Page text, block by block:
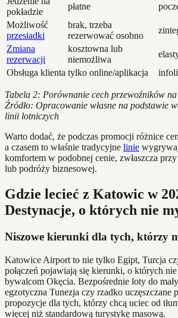
pokładzie
płatne
Możliwość
przesiadki
brak, trzeba
rezerwować osobno
Zmiana
rezerwacji
kosztowna lub
niemożliwa
Obsługa klienta tylko online/aplikacja
Tabela 2: Porównanie cech przewoźników
Źródło: Opracowanie własne na podstawie
linii lotniczych
Warto dodać, że podczas promocji różnice
a czasem to właśnie tradycyjne linie
komfortem w podobnej cenie, zwłaszcza
lub podróży biznesowej.
Gdzie lecieć z Katowic w
Destynacje, o których nie
Niszowe kierunki dla tych, którzy
Katowice Airport to nie tylko Egipt, Turcja
połączeń pojawiają się kierunki, o których nie
bywalcom Okęcia. Bezpośrednie loty do
egzotyczna Tunezja czy rzadko
propozycje dla tych, którzy chcą uciec od
więcej niż standardową turystykę masową.